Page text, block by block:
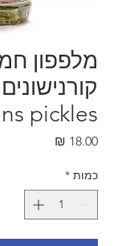
מלפפון
pickles
כמות *